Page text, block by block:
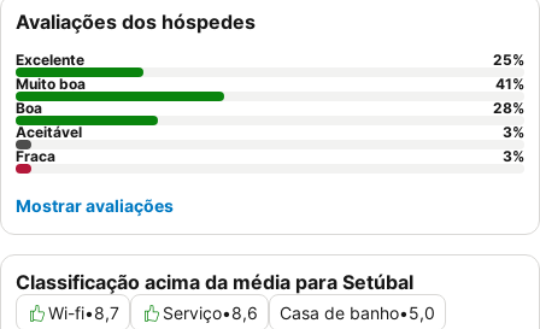
seus companheiros animais. Os hóspedes elogiam
consistentemente aequipa do hotel
atenção excecionais, e o buffet de pequeno-almoço é
frequentemente elogiado pelas suas ofertas variadas e
equilibradas, incluindo frutas frescas e itens quentes. Para uma
experiência mais tranquila, os hóspedes podem preferir quartos
virados para o jardim.
Classificação acima da média para Setúbal
Wi-fi•8,7 Serviço•8,6 Casa de banho•5,0
Avaliações dos hóspedes
Excelente 25%
Muito boa
41%
Boa
28%
Aceitável
3%
Fraca
3%
Mostrar avaliações